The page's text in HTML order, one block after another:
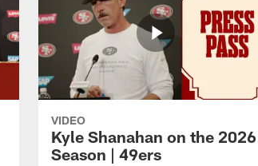
VIDEO
Kyle Shanahan on the 2026
Season | 49ers